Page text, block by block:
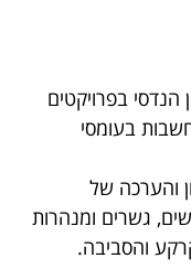
הנדסי בפרויקטים
בעומסי
והערכה של
גשרים ומנהרות
והסביבה.